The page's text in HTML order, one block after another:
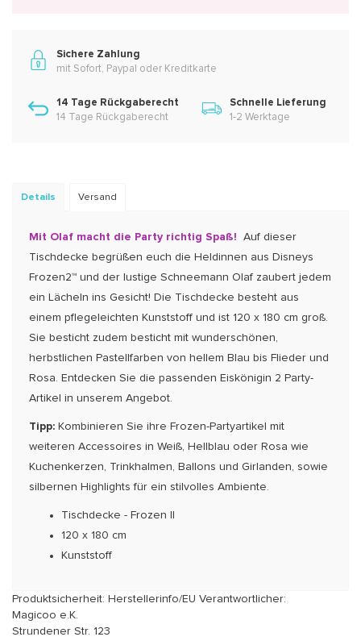
Sichere Zahlung
mit Sofort, Paypal oder Kreditkarte
14 Tage Rückgaberecht
14 Tage Rückgaberecht
Schnelle Lieferung
1-2 Werktage
Details Versand
Mit Olaf macht die Party richtig Spaß! Auf dieser
Tischdecke begrüßen euch die Hel­din­nen aus Disneys
Frozen2™ und der lustige Schneemann Olaf zaubert jedem
ein Lächeln ins Gesicht! Die Tischdecke besteht aus
einem pflegeleichten Kunststoff und ist 120 x 180 cm groß.
Sie besticht zudem besticht mit wunderschönen,
herbstlichen Pastellfarben von hellem Blau bis Flieder und
Rosa. Entdecken Sie die passenden Eiskönigin 2 Party-
Artikel in unse­rem Angebot.
Tipp: Kom­bi­nieren Sie ihre Frozen-Partyartikel mit
weiteren Accessoires in Weiß, Hellblau oder Rosa wie
Kuchenkerzen, Trinkhalmen, Ballons und Girlanden, sowie
silbernen High­lights für ein stilvolles Ambiente.
Tischdecke - Frozen II
120 x 180 cm
Kunststoff
Produktsicherheit: Herstellerinfo/EU Verantwortlicher:
Magicoo e.K.
Strundener Str. 123